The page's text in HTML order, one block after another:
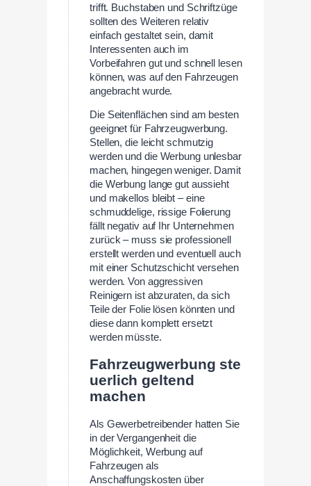
trifft. Buchstaben und Schriftzüge
sollten des Weiteren relativ
einfach gestaltet sein, damit
Interessenten auch im
Vorbeifahren gut und schnell lesen
können, was auf den Fahrzeugen
angebracht wurde.
Die Seitenflächen sind am besten
geeignet für Fahrzeugwerbung.
Stellen, die leicht schmutzig
werden und die Werbung unlesbar
machen, hingegen weniger. Damit
die Werbung lange gut aussieht
und makellos bleibt – eine
schmuddelige, rissige Folierung
fällt negativ auf Ihr Unternehmen
zurück – muss sie professionell
erstellt werden und eventuell auch
mit einer Schutzschicht versehen
werden. Von aggressiven
Reinigern ist abzuraten, da sich
Teile der Folie lösen könnten und
diese dann komplett ersetzt
werden müsste.
Fahrzeugwerbung ste
uerlich geltend
machen
Als Gewerbetreibender hatten Sie
in der Vergangenheit die
Möglichkeit, Werbung auf
Fahrzeugen als
Anschaffungskosten über